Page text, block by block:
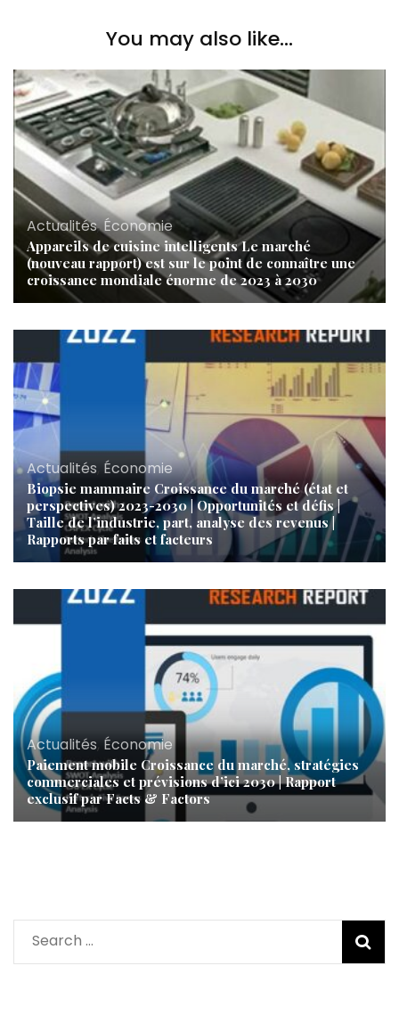
You may also like...
Actualités,Économie
Appareils de cuisine intelligents Le marché
(nouveau rapport) est sur le point de connaître une
croissance mondiale énorme de 2023 à 2030
Actualités Économie
Biopsie mammaire Croissance du marché (état et
perspectives) 2023-2030 | Opportunités et défis |
Taille de l’industrie, part, analyse des revenus |
Rapports par faits et facteurs
Actualités, Économie
Paiement mobile Croissance du marché, stratégies
commerciales et prévisions d’ici 2030 | Rapport
exclusif par Facts & Factors
Search
for: